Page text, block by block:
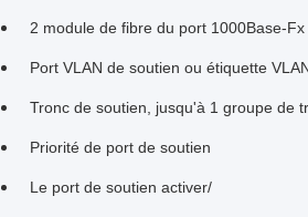
2 module de fibre du port 1000Base-
Port VLAN de soutien ou étiquette
Tronc de soutien, jusqu'à 1 groupe de
Priorité de port de soutien
Le port de soutien activer/